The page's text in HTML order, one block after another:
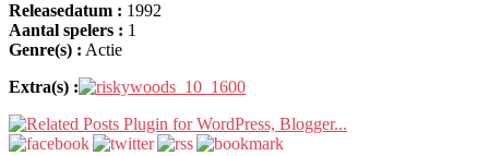
Releasedatum : 1992
Aantal spelers : 1
Genre(s) : Actie
Extra(s) :